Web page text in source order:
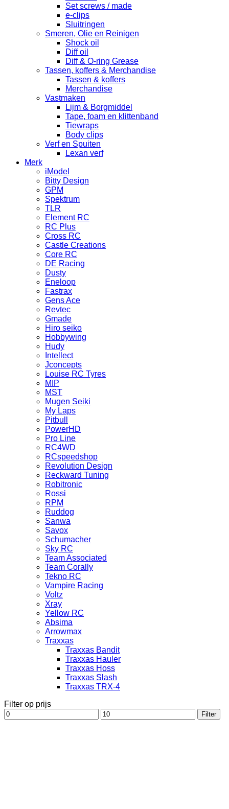
Set screws / made
e-clips
Sluitringen
Smeren, Olie en Reinigen
Shock oil
Diff oil
Diff & O-ring Grease
Tassen, koffers & Merchandise
Tassen & koffers
Merchandise
Vastmaken
Lijm & Borgmiddel
Tape, foam en klittenband
Tiewraps
Body clips
Verf en Spuiten
Lexan verf
Merk
iModel
Bitty Design
GPM
Spektrum
TLR
Element RC
RC Plus
Cross RC
Castle Creations
Core RC
DE Racing
Dusty
Eneloop
Fastrax
Gens Ace
Revtec
Gmade
Hiro seiko
Hobbywing
Hudy
Intellect
Jconcepts
Louise RC Tyres
MIP
MST
Mugen Seiki
My Laps
Pitbull
PowerHD
Pro Line
RC4WD
RCspeedshop
Revolution Design
Reckward Tuning
Robitronic
Rossi
RPM
Ruddog
Sanwa
Savox
Schumacher
Sky RC
Team Associated
Team Corally
Tekno RC
Vampire Racing
Voltz
Xray
Yellow RC
Absima
Arrowmax
Traxxas
Traxxas Bandit
Traxxas Hauler
Traxxas Hoss
Traxxas Slash
Traxxas TRX-4
Filter op prijs
Min.
prijs
Max.
prijs
Filter